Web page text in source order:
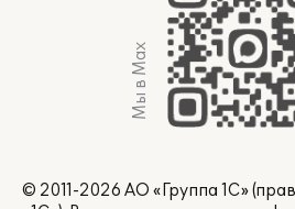
Мы в Max
© 2011-2026 АО «Группа 1С»